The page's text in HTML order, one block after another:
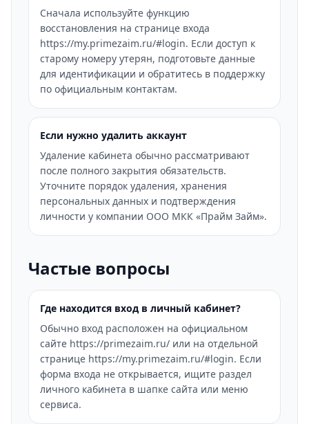
Сначала используйте функцию
восстановления на странице входа
https://my.primezaim.ru/#login. Если доступ к
старому номеру утерян, подготовьте данные
для идентификации и обратитесь в поддержку
по официальным контактам.
Если нужно удалить аккаунт
Удаление кабинета обычно рассматривают
после полного закрытия обязательств.
Уточните порядок удаления, хранения
персональных данных и подтверждения
личности у компании ООО МКК «Прайм Займ».
Частые вопросы
Где находится вход в личный кабинет?
Обычно вход расположен на официальном
сайте https://primezaim.ru/ или на отдельной
странице https://my.primezaim.ru/#login. Если
форма входа не открывается, ищите раздел
личного кабинета в шапке сайта или меню
сервиса.